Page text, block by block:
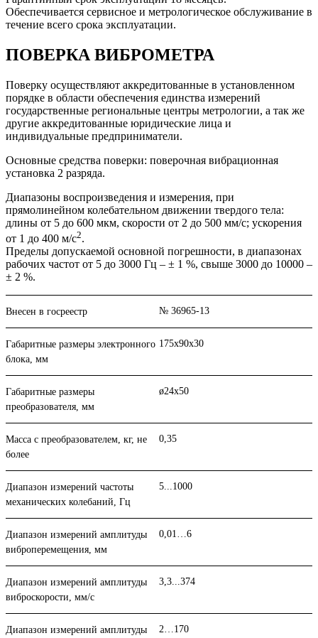
Обеспечивается сервисное и метрологическое обслуживание в
течение всего срока эксплуатации.
ПОВЕРКА ВИБРОМЕТРА
Поверку осуществляют аккредитованные в установленном
порядке в области обеспечения единства измерений
государственные региональные центры метрологии, а так же
другие аккредитованные юридические лица и
индивидуальные предприниматели.
Основные средства поверки: поверочная вибрационная
установка 2 разряда.
Диапазоны воспроизведения и измерения, при
прямолинейном колебательном движении твердого тела:
длины от 5 до 600 мкм, скорости от 2 до 500 мм/с; ускорения
от 1 до 400 м/с2.
Пределы допускаемой основной погрешности, в диапазонах
рабочих частот от 5 до 3000 Гц – ± 1 %, свыше 3000 до 10000 –
± 2 %.
Внесен в госреестр № 36965-13
Габаритные размеры электронного
блока, мм
175x90x30
Габаритные размеры
преобразователя, мм
ø24x50
Масса с преобразователем, кг, не
более
0,35
Диапазон измерений частоты
механических колебаний, Гц
5...1000
Диапазон измерений амплитуды
виброперемещения, мм
0,01…6
Диапазон измерений амплитуды
виброскорости, мм/с
3,3...374
Диапазон измерений амплитуды
2…170